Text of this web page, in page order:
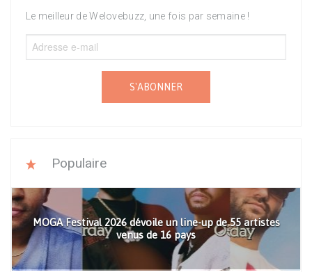
Le meilleur de Welovebuzz, une fois par semaine !
S'ABONNER
Populaire
MOGA Festival 2026 dévoile un line-up de 55 artistes
venus de 16 pays